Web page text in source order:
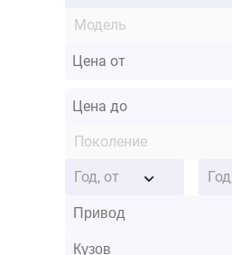
Модель
Поколение
Год, от